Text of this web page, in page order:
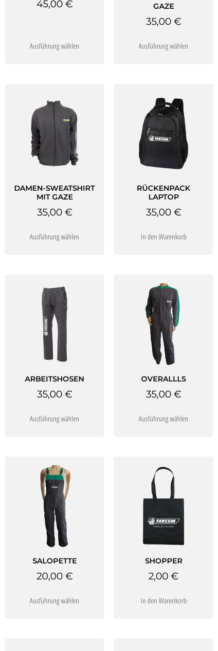
45,00 €
Ausführung wählen
GAZE
35,00 €
Ausführung wählen
DAMEN-SWEATSHIRT
MIT GAZE
35,00 €
Ausführung wählen
RÜCKENPACK
LAPTOP
35,00 €
In den Warenkorb
ARBEITSHOSEN
35,00 €
Ausführung wählen
OVERALLLS
35,00 €
Ausführung wählen
SALOPETTE
20,00 €
Ausführung wählen
SHOPPER
2,00 €
In den Warenkorb